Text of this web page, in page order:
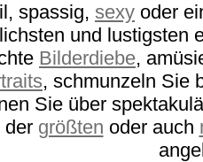
spassig, sexy oder
und lustigsten
Bilderdiebe,
, schmunzeln Sie
Sie über
der größten oder auch